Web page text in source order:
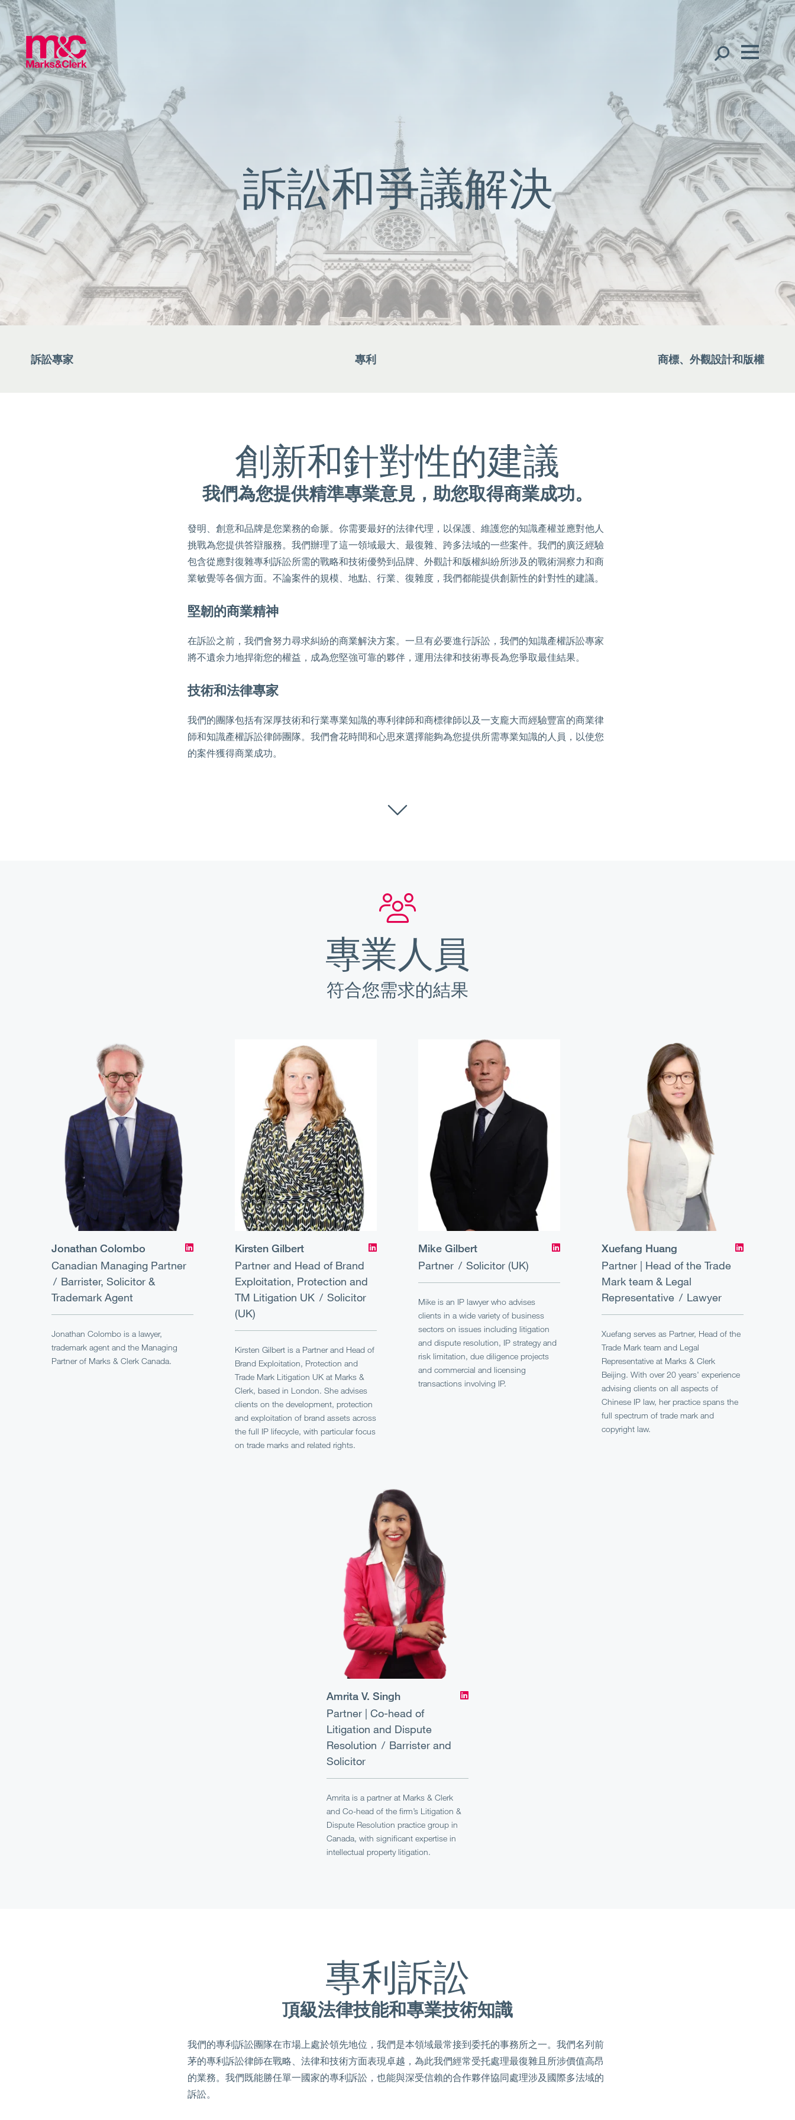
辦公室
專業人員
專業人員
關於麥仕奇
最新觀點
訴訟和爭議解決
訴訟專家 專利 商標、外觀設計和版權
創新和針對性的建議
我們為您提供精準專業意見，助您取得商業成功。
發明、創意和品牌是您業務的命脈。你需要最好的法律代理，以保護、維護您的知識產權並應對他人
挑戰為您提供答辯服務。我們辦理了這一領域最大、最復雜、跨多法域的一些案件。我們的廣泛經驗
包含從應對復雜專利訴訟所需的戰略和技術優勢到品牌、外觀計和版權糾紛所涉及的戰術洞察力和商
業敏覺等各個方面。不論案件的規模、地點、行業、復雜度，我們都能提供創新性的針對性的建議。
堅韌的商業精神
在訴訟之前，我們會努力尋求糾紛的商業解決方案。一旦有必要進行訴訟，我們的知識產權訴訟專家
將不遺余力地捍衛您的權益，成為您堅強可靠的夥伴，運用法律和技術專長為您爭取最佳結果。
技術和法律專家
我們的團隊包括有深厚技術和行業專業知識的專利律師和商標律師以及一支龐大而經驗豐富的商業律
師和知識產權訴訟律師團隊。我們會花時間和心思來選擇能夠為您提供所需專業知識的人員，以使您
的案件獲得商業成功。
專業人員
符合您需求的結果
Jonathan Colombo
Canadian Managing Partner
Barrister, Solicitor &
Trademark Agent
Jonathan Colombo is a lawyer,
trademark agent and the Managing
Partner of Marks & Clerk Canada.
Kirsten Gilbert
Partner and Head of Brand
Exploitation, Protection and
TM Litigation UK
Solicitor
(UK)
Kirsten Gilbert is a Partner and Head of
Brand Exploitation, Protection and
Trade Mark Litigation UK at Marks &
Clerk, based in London. She advises
clients on the development, protection
and exploitation of brand assets across
the full IP lifecycle, with particular focus
on trade marks and related rights.
Mike Gilbert
Partner
Solicitor (UK)
Mike is an IP lawyer who advises
clients in a wide variety of business
sectors on issues including litigation
and dispute resolution, IP strategy and
risk limitation, due diligence projects
and commercial and licensing
transactions involving IP.
Xuefang Huang
Partner | Head of the Trade
Mark team & Legal
Representative
Lawyer
Xuefang serves as Partner, Head of the
Trade Mark team and Legal
Representative at Marks & Clerk
Beijing. With over 20 years' experience
advising clients on all aspects of
Chinese IP law, her practice spans the
full spectrum of trade mark and
copyright law.
Amrita V. Singh
Partner | Co-head of
Litigation and Dispute
Resolution
Barrister and
Solicitor
Amrita is a partner at Marks & Clerk
and Co-head of the firm’s Litigation &
Dispute Resolution practice group in
Canada, with significant expertise in
intellectual property litigation.
專利訴訟
頂級法律技能和專業技術知識
我們的專利訴訟團隊在市場上處於領先地位，我們是本領域最常接到委托的事務所之一。我們名列前
茅的專利訴訟律師在戰略、法律和技術方面表現卓越，為此我們經常受托處理最復雜且所涉價值高昂
的業務。我們既能勝任單一國家的專利訴訟，也能與深受信賴的合作夥伴協同處理涉及國際多法域的
訴訟。
Français
中文（简
体）
中文（繁
體）
한국어
日本語